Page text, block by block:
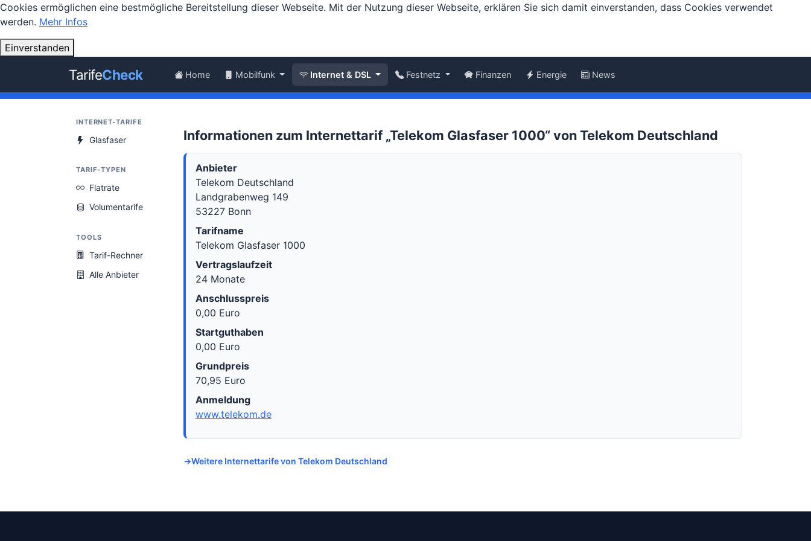
Cookies ermöglichen eine bestmögliche Bereitstellung dieser Webseite. Mit der Nutzung dieser Webseite, erklären Sie sich damit einverstanden, dass Cookies verwendet
werden. Mehr Infos
Einverstanden
TarifeCheck Home Mobilfunk Internet & DSL Festnetz Finanzen Energie News
INTERNET-TARIFE
Glasfaser
TARIF-TYPEN
Flatrate
Volumentarife
TOOLS
Tarif-Rechner
Alle Anbieter
Informationen zum Internettarif „Telekom Glasfaser 1000“ von Telekom Deutschland
Anbieter
Telekom Deutschland
Landgrabenweg 149
53227 Bonn
Tarifname
Telekom Glasfaser 1000
Vertragslaufzeit
24 Monate
Anschlusspreis
0,00 Euro
Startguthaben
0,00 Euro
Grundpreis
70,95 Euro
Anmeldung
www.telekom.de
Weitere Internettarife von Telekom Deutschland